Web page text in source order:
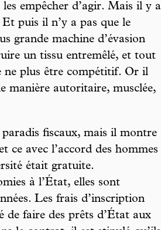
empêcher d’agir. Mais il y a
puis il n’y a pas que le
grande machine d’évasion
un tissu entremêlé, et tout
ne plus être compétitif. Or il
manière autoritaire, musclée,
fiscaux, mais il montre
ce avec l’accord des hommes
était gratuite.
à l’État, elles sont
Les frais d’inscription
de faire des prêts d’État aux